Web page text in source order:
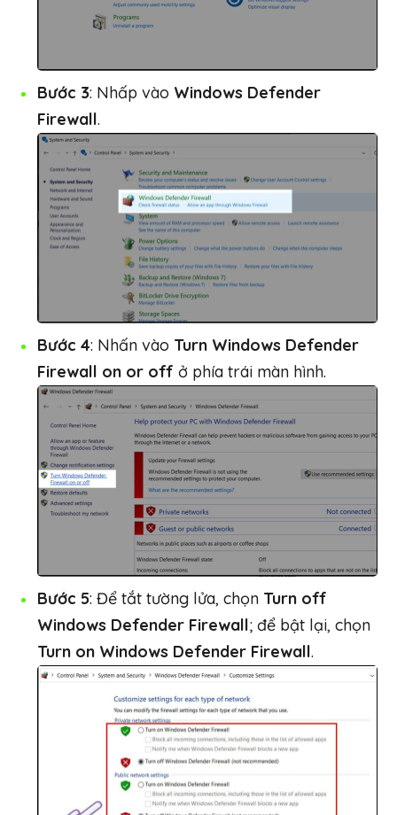
Bước 3: Nhấp vào Windows Defender
Firewall.
Bước 4: Nhấn vào Turn Windows Defender
Firewall on or off ở phía trái màn hình.
Bước 5: Để tắt tường lửa, chọn Turn off
Windows Defender Firewall; để bật lại, chọn
Turn on Windows Defender Firewall.